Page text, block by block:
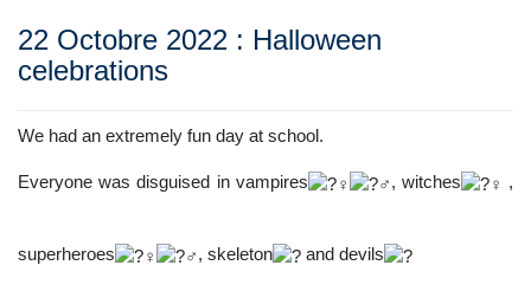
22 Octobre 2022 : Halloween
celebrations
We had an extremely fun day at school.
Everyone was disguised in vampires , witches ,
superheroes , skeleton and devils